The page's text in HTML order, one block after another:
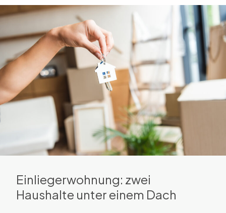
Einliegerwohnung: zwei
Haushalte unter einem Dach